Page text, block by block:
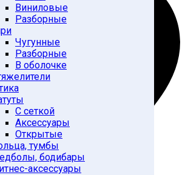
Виниловые
Разборные
Чугунные
Разборные
В оболочке
С сеткой
Аксессуары
Открытые
тумбы
бодибары
аксессуары